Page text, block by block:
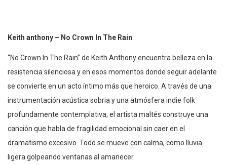
Keith anthony – No Crown In The Rain
“No Crown In The Rain” de Keith Anthony encuentra belleza en la
resistencia silenciosa y en esos momentos donde seguir adelante
se convierte en un acto íntimo más que heroico. A través de una
instrumentación acústica sobria y una atmósfera indie folk
profundamente contemplativa, el artista maltés construye una
canción que habla de fragilidad emocional sin caer en el
dramatismo excesivo. Todo se mueve con calma, como lluvia
ligera golpeando ventanas al amanecer.